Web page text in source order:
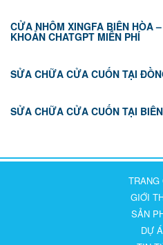
CỬA NHÔM XINGFA BIÊN HÒA
KHOẢN CHATGPT MIỄN PHÍ
SỬA CHỮA CỬA CUỐN TẠI
SỬA CHỮA CỬA CUỐN TẠI
TRANG
GIỚI
SẢN
DỰ